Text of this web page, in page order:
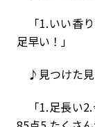
「1.いい香
足早い！」
♪見つけた見
「1.足長い2.